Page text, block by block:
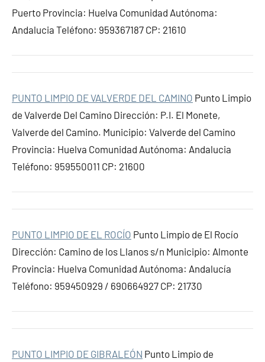
Puerto Provincia: Huelva Comunidad Autónoma:
Andalucia Teléfono: 959367187 CP: 21610
PUNTO LIMPIO DE VALVERDE DEL CAMINO Punto Limpio
de Valverde Del Camino Dirección: P.I. El Monete,
Valverde del Camino. Municipio: Valverde del Camino
Provincia: Huelva Comunidad Autónoma: Andalucia
Teléfono: 959550011 CP: 21600
PUNTO LIMPIO DE EL ROCÍO Punto Limpio de El Rocío
Dirección: Camino de los Llanos s/n Municipio: Almonte
Provincia: Huelva Comunidad Autónoma: Andalucía
Teléfono: 959450929 / 690664927 CP: 21730
PUNTO LIMPIO DE GIBRALEÓN Punto Limpio de